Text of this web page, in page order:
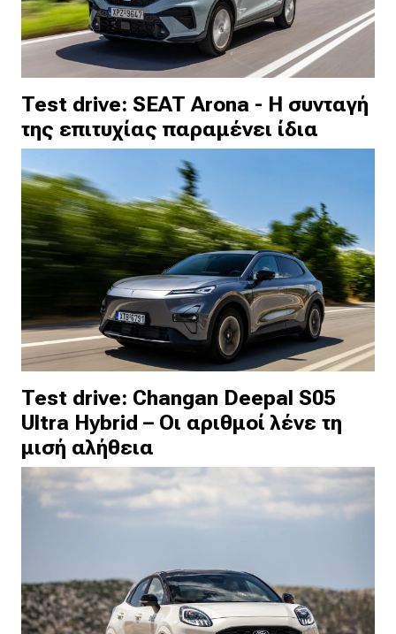
Test drive: SEAT Arona - Η συνταγή
της επιτυχίας παραμένει ίδια
Test drive: Changan Deepal S05
Ultra Hybrid – Οι αριθμοί λένε τη
μισή αλήθεια